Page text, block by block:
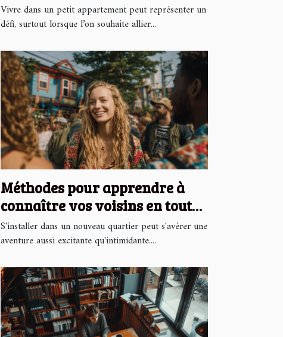
Vivre dans un petit appartement peut représenter un
défi, surtout lorsque l’on souhaite allier...
Méthodes pour apprendre à
connaître vos voisins en toute
simplicité
S'installer dans un nouveau quartier peut s'avérer une
aventure aussi excitante qu'intimidante....